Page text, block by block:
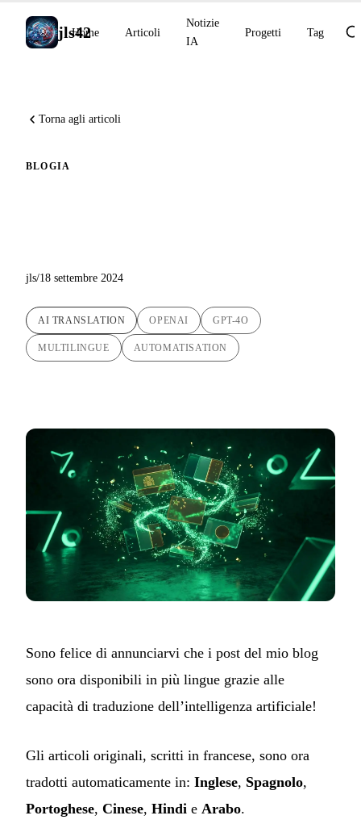
jls42
Home Articoli
Notizie
IA
Progetti Tag
Torna agli articoli
BLOGIA
jls/18 settembre 2024
AI TRANSLATION OPENAI GPT-4O
MULTILINGUE AUTOMATISATION
Sono felice di annunciarvi che i post del mio blog
sono ora disponibili in più lingue grazie alle
capacità di traduzione dell’intelligenza artificiale!
Gli articoli originali, scritti in francese, sono ora
tradotti automaticamente in: Inglese, Spagnolo,
Portoghese, Cinese, Hindi e Arabo.